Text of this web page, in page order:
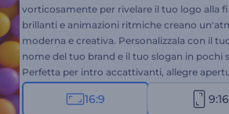
vorticosamente per rivelare il tuo logo alla
brillanti e animazioni ritmiche creano
moderna e creativa. Personalizzala con il
nome del tuo brand e il tuo slogan in pochi
Perfetta per intro accattivanti, allegre
presentazioni, contenuti per bambini e altri
divertenti. Provala subito!
16:9 9:16